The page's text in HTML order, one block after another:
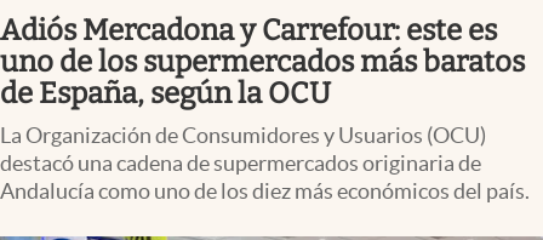
Adiós Mercadona y Carrefour: este es
uno de los supermercados más baratos
de España, según la OCU
La Organización de Consumidores y Usuarios (OCU)
destacó una cadena de supermercados originaria de
Andalucía como uno de los diez más económicos del país.